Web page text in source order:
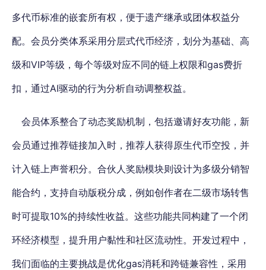
多代币标准的嵌套所有权，便于遗产继承或团体权益分
配。 会员分类体系采用分层式代币经济，划分为基础、高
级和VIP等级，每个等级对应不同的链上权限和gas费折
扣 ，通过AI驱动的行为分析自动调整权益。
会员体系整合了动态奖励机制，包括邀请好友功能，新
会员通过推荐链接加入时，推荐人获得原生代币空投，并
计入链上声誉积分。合伙人奖励模块则设计为多级分销智
能合约，支持自动版税分成，例如创作者在二级市场转售
时可提取10%的持续性收益。这些功能共同构建了一个闭
环经济模型，提升用户黏性和社区流动性。开发过程中，
我们面临的主要挑战是优化gas消耗和跨链兼容性，采用